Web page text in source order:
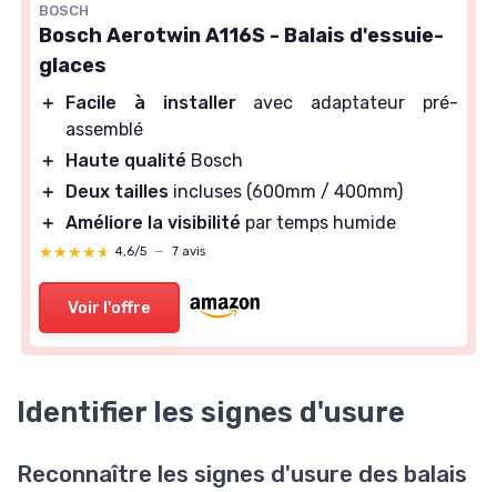
BOSCH
Bosch Aerotwin A116S - Balais d'essuie-
glaces
＋ Facile à installeravec adaptateur pré-
assemblé
＋
Haute qualité Bosch
＋
Deux tailles incluses (600mm / 400mm)
＋ Améliore la visibilité par temps humide
★★★★★
★★★★★ 4,6/5 — 7 avis
Voir l'offre
Identifier les signes d'usure
Reconnaître les signes d'usure des balais